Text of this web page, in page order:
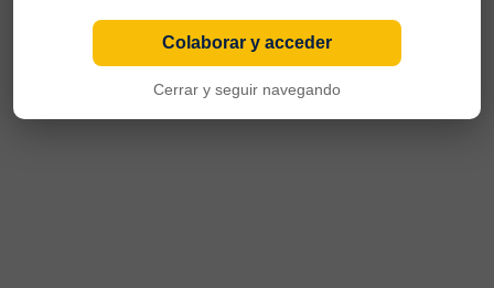
Colaborar y acceder
Cerrar y seguir navegando